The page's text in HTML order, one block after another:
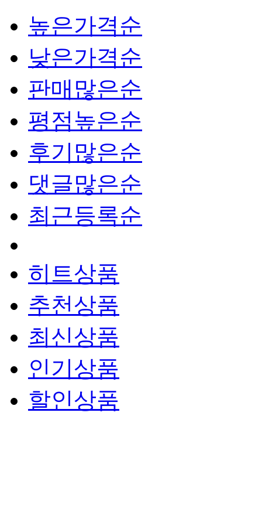
높은가격순
낮은가격순
판매많은순
평점높은순
후기많은순
댓글많은순
최근등록순
히트상품
추천상품
최신상품
인기상품
할인상품